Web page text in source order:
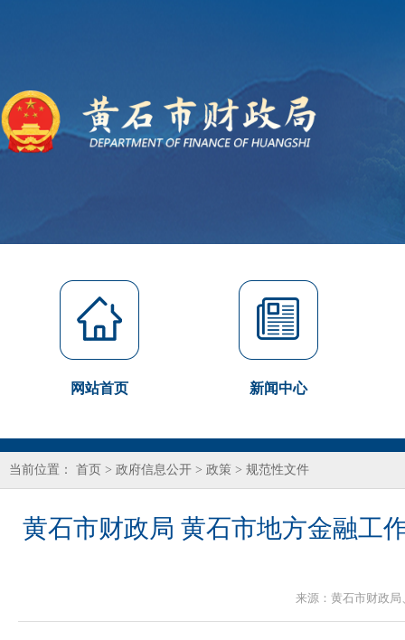
网站首页 新闻中心
当前位置： 首页 > 政府信息公开 > 政策 > 规范性文件
黄石市财政局 黄石市地方金融工
来源： 黄石市财政局